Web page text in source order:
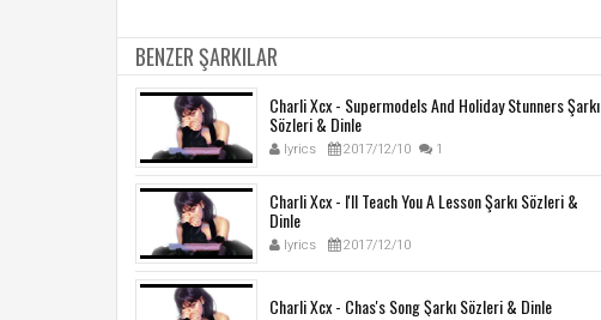
BENZER ŞARKILAR
Charli Xcx - Supermodels And Holiday Stunners Şarkı
Sözleri & Dinle
lyrics 2017/12/10 1
Charli Xcx - I'll Teach You A Lesson Şarkı Sözleri &
Dinle
lyrics 2017/12/10
Charli Xcx - Chas's Song Şarkı Sözleri & Dinle